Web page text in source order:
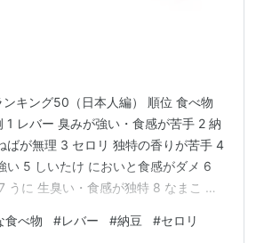
ンキング50（日本人編） 順位 食べ物
1 レバー 臭みが強い・食感が苦手 2 納
ばが無理 3 セロリ 独特の香りが苦手 4
い 5 しいたけ においと食感がダメ 6
うに 生臭い・食感が独特 8 なまこ 見
り 11 ブルーチーズ 匂いが強烈 12 グ
食べ物 #レバー #納豆 #セロリ